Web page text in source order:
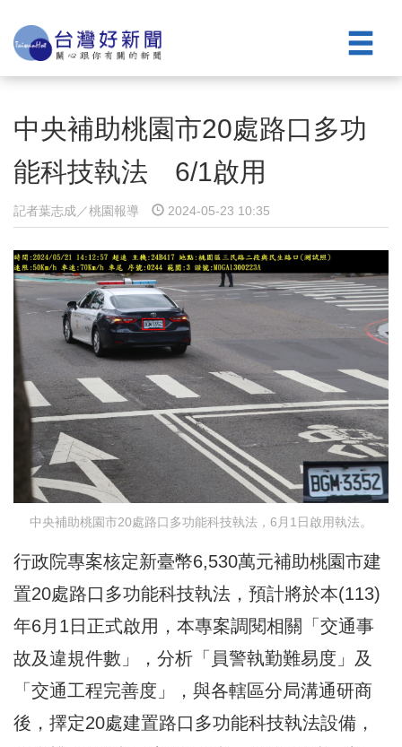
中央補助桃園市20處路口多功
能科技執法 6/1啟用
記者葉志成／桃園報導 2024-05-23 10:35
中央補助桃園市20處路口多功能科技執法，6月1日啟用執法。
行政院專案核定新臺幣6,530萬元補助桃園市建
置20處路口多功能科技執法，預計將於本(113)
年6月1日正式啟用，本專案調閱相關「交通事
故及違規件數」，分析「員警執勤難易度」及
「交通工程完善度」，與各轄區分局溝通研商
後，擇定20處建置路口多功能科技執法設備，